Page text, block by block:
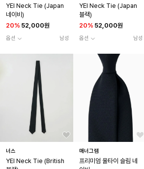
YEI Neck Tie (Japan
네이비)
20% 52,000원
옵션 남성
YEI Neck Tie (Japan
블랙)
20% 52,000원
옵션 남성
너스
YEI Neck Tie (British
매너그램
프리미엄 울타이 슬림 네